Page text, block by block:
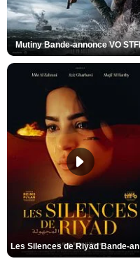
Mutiny Bande-annonce VO